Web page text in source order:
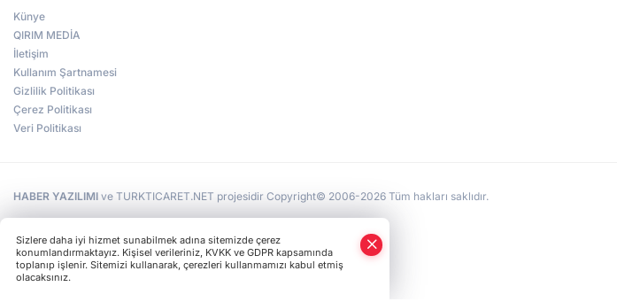
Künye
QIRIM MEDİA
İletişim
Kullanım Şartnamesi
Gizlilik Politikası
Çerez Politikası
Veri Politikası
HABER YAZILIMI ve TURKTICARET.NET projesidir Copyright© 2006-2026 Tüm hakları saklıdır.
Sizlere daha iyi hizmet sunabilmek adına sitemizde çerez
konumlandırmaktayız. Kişisel verileriniz, KVKK ve GDPR kapsamında
toplanıp işlenir. Sitemizi kullanarak, çerezleri kullanmamızı kabul etmiş
olacaksınız.